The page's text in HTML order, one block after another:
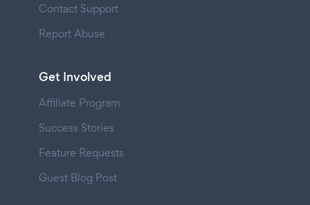
Contact Support
Report Abuse
Get Involved
Affiliate Program
Success Stories
Feature Requests
Guest Blog Post